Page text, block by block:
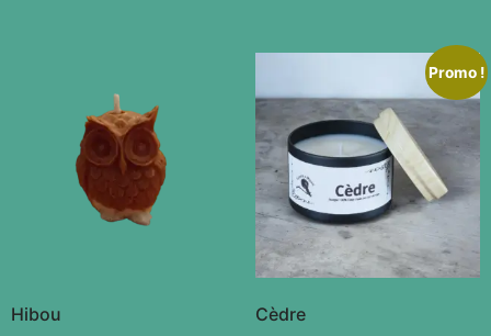
Hibou
Promo !
Cèdre